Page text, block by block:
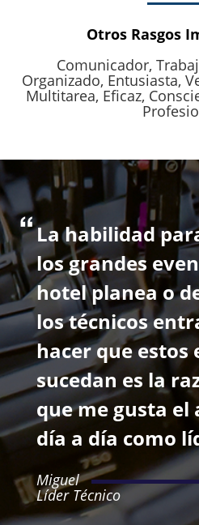
Otros Rasgos
Comunicador,
Organizado, Entusiasta,
Multitarea, Eficaz,
La habilidad
los grandes
hotel planea o
los técnicos
hacer que estos
sucedan es la
que me gusta el
día a día como
Miguel
Líder Técnico